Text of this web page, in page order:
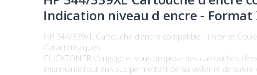
Indication niveau d encre - Format
HP 344/339XL Cartouche d'encre compatible （Noir et
Caractéristiques
CLICKTONER s'engage et vous propose des cartouches
imprimante tout en vous permettant de surveiller et de